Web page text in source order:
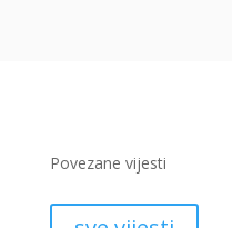
Povezane vijesti